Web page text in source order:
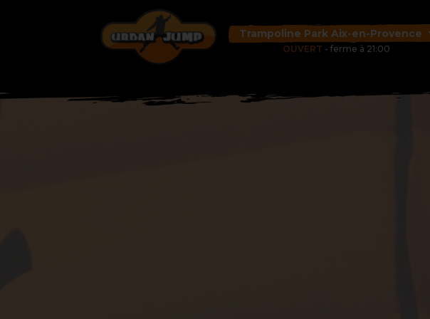
Trampoline Park Aix-en-Provence
OUVERT - ferme à 21:00